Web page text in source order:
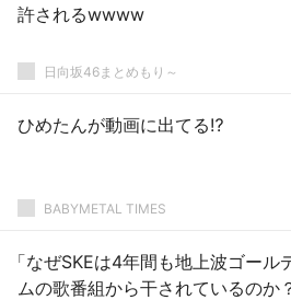
許されるwwww
日向坂46まとめもり～
ひめたんが動画に出てる⁉︎
BABYMETAL TIMES
「なぜSKEは4年間も地上波ゴール
ムの歌番組から干されているのか